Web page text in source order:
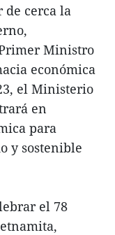
de cerca la
Ministro
económica
el Ministerio
en
para
y sostenible
el 78